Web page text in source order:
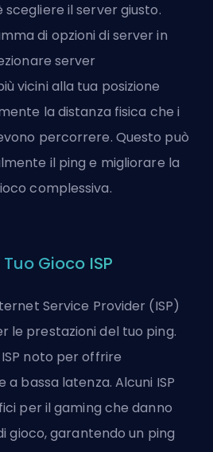
il server giusto.
di opzioni di server in
server
vicini alla tua posizione
la distanza fisica che i
percorrere. Questo può
il ping e migliorare la
complessiva.
Gioco ISP
Service Provider (ISP)
le prestazioni del tuo ping.
noto per offrire
a bassa latenza. Alcuni ISP
per il gaming che danno
gioco, garantendo un ping